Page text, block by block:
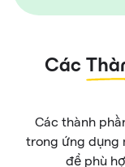
Các
Các thành
trong ứng dụng
để phù